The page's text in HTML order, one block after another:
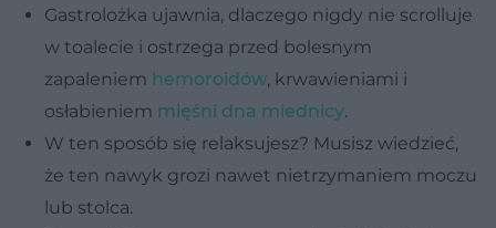
Gastrolożka ujawnia, dlaczego nigdy nie scrolluje
w toalecie i ostrzega przed bolesnym
zapaleniem hemoroidów, krwawieniami i
osłabieniem mięśni dna miednicy.
W ten sposób się relaksujesz? Musisz wiedzieć,
że ten nawyk grozi nawet nietrzymaniem moczu
lub stolca.